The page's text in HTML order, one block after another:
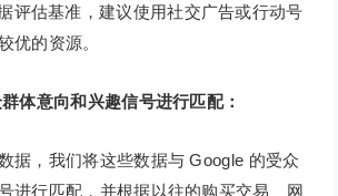
评估基准，建议使用社交广告或行动号
优的资源。
体意向和兴趣信号进行匹配：
据，我们将这些数据与 Google 的受众
进行匹配，并根据以往的购买交易、网